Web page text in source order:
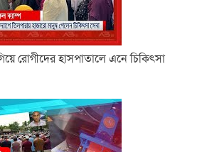
গিয়ে রোগীদের হাসপাতালে এনে চিকিৎসা